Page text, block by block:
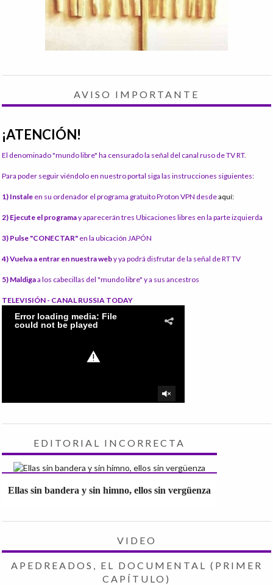
AVISO IMPORTANTE
¡ATENCIÓN!
El denominado "mundo libre" ha censurado la señal del canal ruso de TV RT.
Para poder seguir viéndolo en nuestro portal siga las instrucciones siguientes:
1) Instale en su ordenador el programa gratuito Proton VPN desdeaquí:
2) Ejecute el programay aparecerán tres Ubicaciones libres en la parte izquierda
3) Pulse "CONECTAR" en la ubicación JAPÓN
4) Vuelva a entrar en nuestra weby ya podrá disfrutar de la señal de RT TV
5) Maldigaa los cabecillas del "mundo libre" y a sus ancestros
TELEVISIÓN - CANAL RUSSIA TODAY
EDITORIAL INCORRECTA
Ellas sin bandera y sin himno, ellos sin vergüenza
VIDEO
APEDREADOS, EL DOCUMENTAL (PRIMER
CAPÍTULO)